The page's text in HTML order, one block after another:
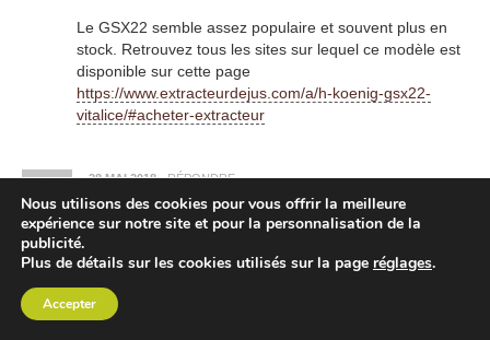
Le GSX22 semble assez populaire et souvent plus en
stock. Retrouvez tous les sites sur lequel ce modèle est
disponible sur cette page
https://www.extracteurdejus.com/a/h-koenig-gsx22-
vitalice/#acheter-extracteur
28 MAI 2018·RÉPONDRE
Didine
J’ai lu un avis consommateur assez défavorable qui parlait de
fibres et de fils restés dans le jus. J utilise pas mal de légumes,
En plus des fruits, quel est votre avis?
Nous utilisons des cookies pour vous offrir la meilleure
expérience sur notre site et pour la personnalisation de la
publicité.
Plus de détails sur les cookies utilisés sur la page réglages.
Accepter